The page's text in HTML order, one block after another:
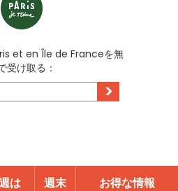
et en Île de Franceを無
受け取る：
>
は 週末 お得な情報